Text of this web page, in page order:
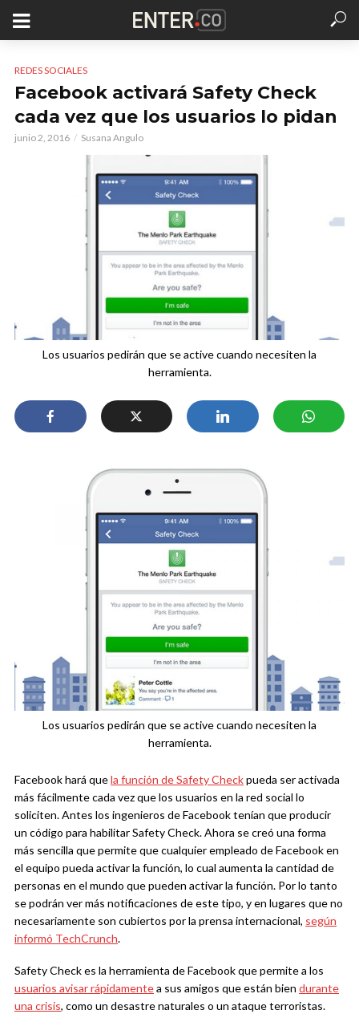
REDES SOCIALES
Facebook activará Safety Check
cada vez que los usuarios lo pidan
junio 2, 2016 Susana Angulo
Los usuarios pedirán que se active cuando necesiten la
herramienta.
Los usuarios pedirán que se active cuando necesiten la
herramienta.
Facebook hará quela función de Safety Checkpueda ser activada
más fácilmente cada vez que los usuarios en la red social lo
soliciten. Antes los ingenieros de Facebook tenían que producir
un código para habilitar Safety Check. Ahora se creó una forma
más sencilla que permite que cualquier empleado de Facebook en
el equipo pueda activar la función, lo cual aumenta la cantidad de
personas en el mundo que pueden activar la función. Por lo tanto
se podrán ver más notificaciones de este tipo, y en lugares que no
necesariamente son cubiertos por la prensa internacional, según
informó TechCrunch.
Safety Check es la herramienta de Facebook que permite a los
usuarios avisar rápidamentea sus amigos que están bien durante
una crisis, como un desastre naturales o un ataque terroristas.